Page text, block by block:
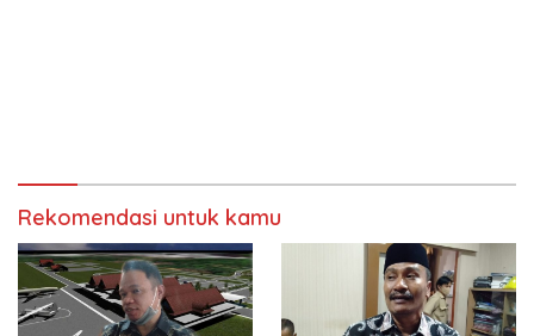
Rekomendasi untuk kamu